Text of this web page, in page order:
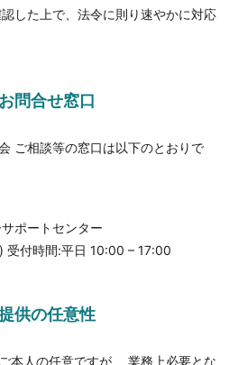
した上で、法令に則り速やかに対応
問合せ窓口
ご相談等の窓口は以下のとおりで
ポートセンター
受付時間:平日 10:00 – 17:00
供の任意性
本人の任意ですが、 業務上必要とな